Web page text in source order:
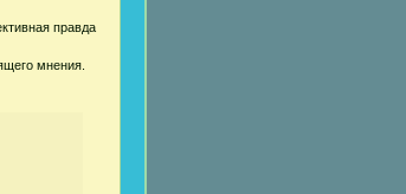
правда
мнения.